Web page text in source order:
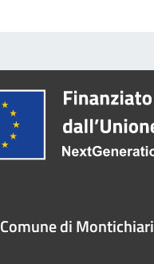
Comune di Montichiari